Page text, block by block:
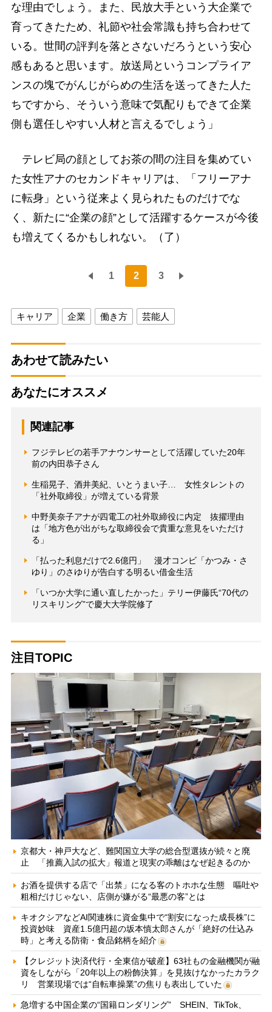
な理由でしょう。また、民放大手という大企業で
育ってきたため、礼節や社会常識も持ち合わせて
いる。世間の評判を落とさないだろうという安心
感もあると思います。放送局というコンプライア
ンスの塊でがんじがらめの生活を送ってきた人た
ちですから、そういう意味で気配りもできて企業
側も選任しやすい人材と言えるでしょう」
テレビ局の顔としてお茶の間の注目を集めてい
た女性アナのセカンドキャリアは、「フリーアナ
に転身」という従来よく見られたものだけでな
く、新たに“企業の顔”として活躍するケースが今後
も増えてくるかもしれない。（了）
1 2 3
キャリア 企業 働き方 芸能人
あわせて読みたい
あなたにオススメ
関連記事
フジテレビの若手アナウンサーとして活躍していた20年
前の内田恭子さん
生稲晃子、酒井美紀、いとうまい子… 女性タレントの
「社外取締役」が増えている背景
中野美奈子アナが四電工の社外取締役に内定 抜擢理由
は「地方色が出がちな取締役会で貴重な意見をいただけ
る」
「払った利息だけで2.6億円」 漫才コンビ「かつみ・さ
ゆり」のさゆりが告白する明るい借金生活
「いつか大学に通い直したかった」テリー伊藤氏“70代の
リスキリング”で慶大大学院修了
注目TOPIC
京都大・神戸大など、難関国立大学の総合型選抜が続々と廃
止 「推薦入試の拡大」報道と現実の乖離はなぜ起きるのか
お酒を提供する店で「出禁」になる客のトホホな生態 嘔吐や
粗相だけじゃない、店側が嫌がる“最悪の客”とは
キオクシアなどAI関連株に資金集中で“割安になった成長株”に
投資妙味 資産1.5億円超の坂本慎太郎さんが「絶好の仕込み
時」と考える防衛・食品銘柄を紹介
【クレジット決済代行・全東信が破産】63社もの金融機関が融
資をしながら「20年以上の粉飾決算」を見抜けなかったカラク
リ 営業現場では“自転車操業”の焦りも表出していた
急増する中国企業の“国籍ロンダリング” SHEIN、TikTok、